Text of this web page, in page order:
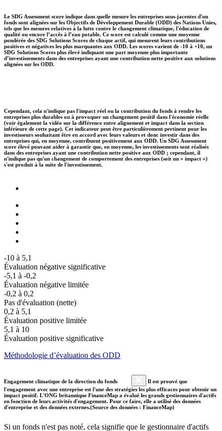
Le SDG Assessment score indique dans quelle mesure les entreprises sous-jacentes d'un
fonds sont alignées sur les Objectifs de Développement Durable (ODD) des Nations Unies,
tels que les mesures relatives à la lutte contre le changement climatique, l'éducation de
qualité ou encore l’accès à l’eau potable. Ce score est calculé comme une moyenne
pondérée des SDG Solutions Scores de chaque actif, qui mesurent leurs contributions
positives et négatives les plus marquantes aux ODD. Les scores varient de -10 à +10, un
SDG Solutions Scores plus élevé indiquant une part moyenne plus importante
d’investissements dans des entreprises ayant une contribution nette positive aux solutions
alignées sur les ODD.
Cependant, cela n'indique pas l'impact réel ou la contribution du fonds à rendre les
entreprises plus durables ou à provoquer un changement positif dans l'économie réelle
(voir également la vidéo sur la différence entre alignement et impact dans la section
inférieure de cette page). Cet indicateur peut être particulièrement pertinent pour les
investisseurs souhaitant être en accord avec leurs valeurs et donc investir dans des
entreprises qui, en moyenne, contribuent positivement aux ODD. Un SDG Assessment
score élevé pouvant aider à garantir que, en moyenne, les investissements sont réalisés
dans des entreprises ayant une contribution nette positive aux ODD ; cependant, il
n'indique pas qu'un changement de comportement des entreprises (soit un « impact »)
s'est produit à la suite de l'investissement.
-10 à 5,1
Évaluation négative significative
-5,1 à -0,2
Évaluation négative limitée
-0,2 à 0,2
Pas d'évaluation (nette)
0,2 à 5,1
Évaluation positive limitée
5,1 à 10
Évaluation positive significative
Méthodologie d’évaluation des ODD
Engagement climatique de la direction du fonds
Il est prouvé que
l'engagement avec une entreprise est l'une des stratégies les plus efficaces pour obtenir un
impact positif. L'ONG britannique FinanceMap a évalué les grands gestionnaires d'actifs
en fonction de leurs activités d'engagement. Pour ce faire, elle a utilisé des données
d'entreprise et des données externes.(Source des données : FinanceMap)
Si un fonds n'est pas noté, cela signifie que le gestionnaire d'actifs